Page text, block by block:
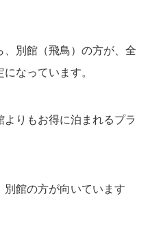
別館（飛鳥）の方が、全
なっています。
りもお得に泊まれるプラ
館の方が向いています